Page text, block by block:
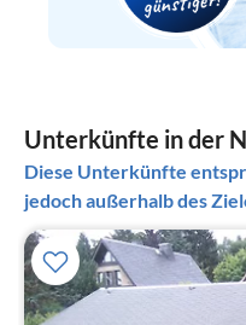
Unterkünfte in der
Diese Unterkünfte
jedoch außerhalb des